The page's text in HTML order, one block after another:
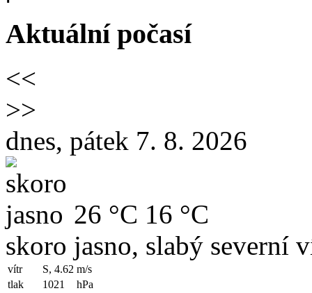
Aktuální počasí
<<
>>
dnes, pátek 7. 8. 2026
26 °C 16 °C
skoro jasno, slabý severní
vítr S, 4.62 m/s
tlak
1021
hPa